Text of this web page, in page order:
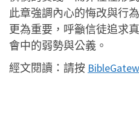
此章強調內心的悔改與行
更為重要，呼籲信徒追求
會中的弱勢與公義。
經文閱讀： 請按